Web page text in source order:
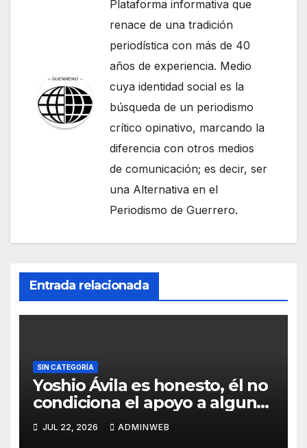
Plataforma informativa que
renace de una tradición
periodística con más de 40
años de experiencia. Medio
cuya identidad social es la
búsqueda de un periodismo
crítico opinativo, marcando la
diferencia con otros medios
de comunicación; es decir, ser
una Alternativa en el
Periodismo de Guerrero.
Entrada relacionada
SIN CATEGORÍA
Yoshio Ávila es honesto, él no
condiciona el apoyo a alguna
figura política por una
candidatura
JUL 22, 2026 ADMINWEB